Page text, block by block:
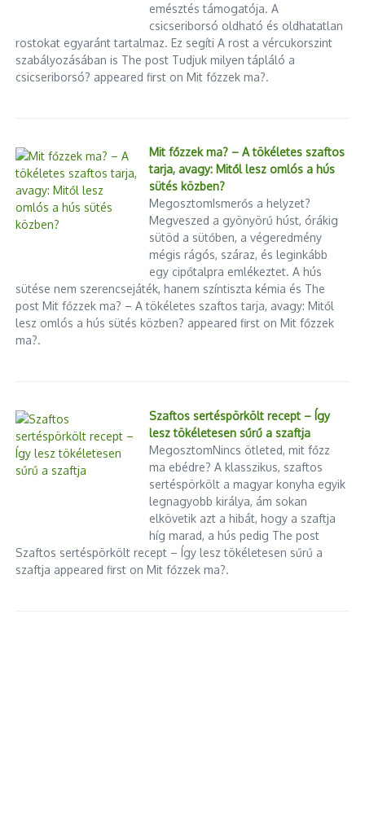
emésztés támogatója. A
csicseriborsó oldható és oldhatatlan
rostokat egyaránt tartalmaz. Ez segíti A rost a vércukorszint
szabályozásában is The post Tudjuk milyen tápláló a
csicseriborsó? appeared first on Mit főzzek ma?.
Mit főzzek ma? – A tökéletes szaftos
tarja, avagy: Mitől lesz omlós a hús
sütés közben?
MegosztomIsmerős a helyzet?
Megveszed a gyönyörű húst, órákig
sütöd a sütőben, a végeredmény
mégis rágós, száraz, és leginkább
egy cipőtalpra emlékeztet. A hús
sütése nem szerencsejáték, hanem színtiszta kémia és The
post Mit főzzek ma? – A tökéletes szaftos tarja, avagy: Mitől
lesz omlós a hús sütés közben? appeared first on Mit főzzek
ma?.
Szaftos sertéspörkölt recept – Így
lesz tökéletesen sűrű a szaftja
MegosztomNincs ötleted, mit főzz
ma ebédre? A klasszikus, szaftos
sertéspörkölt a magyar konyha egyik
legnagyobb királya, ám sokan
elkövetik azt a hibát, hogy a szaftja
híg marad, a hús pedig The post
Szaftos sertéspörkölt recept – Így lesz tökéletesen sűrű a
szaftja appeared first on Mit főzzek ma?.